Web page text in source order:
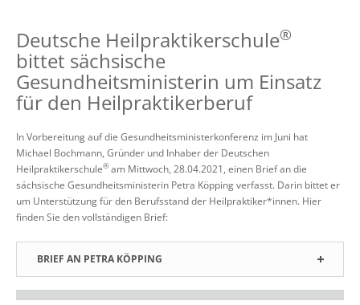
Deutsche Heilpraktikerschule®
bittet sächsische
Gesundheitsministerin um Einsatz
für den Heilpraktikerberuf
In Vorbereitung auf die Gesundheitsministerkonferenz im Juni hat
Michael Bochmann, Gründer und Inhaber der Deutschen
Heilpraktikerschule® am Mittwoch, 28.04.2021, einen Brief an die
sächsische Gesundheitsministerin Petra Köpping verfasst. Darin bittet er
um Unterstützung für den Berufsstand der Heilpraktiker*innen. Hier
finden Sie den vollständigen Brief:
BRIEF AN PETRA KÖPPING